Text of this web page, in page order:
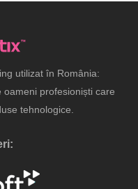
utilizat în România:
profesioniști care
tehnologice.